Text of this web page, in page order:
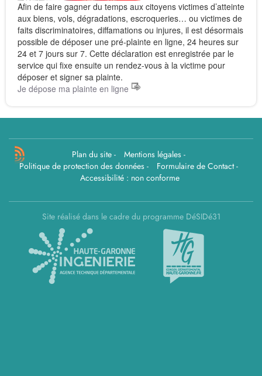
Afin de faire gagner du temps aux citoyens victimes d’atteinte
aux biens, vols, dégradations, escroqueries… ou victimes de
faits discriminatoires, diffamations ou injures, il est désormais
possible de déposer une pré-plainte en ligne, 24 heures sur
24 et 7 jours sur 7. Cette déclaration est enregistrée par le
service qui fixe ensuite un rendez-vous à la victime pour
déposer et signer sa plainte.
Je dépose ma plainte en ligne
Plan du site- Mentions légales-
Politique de protection des données- Formulaire de Contact-
Accessibilité : non conforme
Site réalisé dans le cadre du programme DéSIDé31